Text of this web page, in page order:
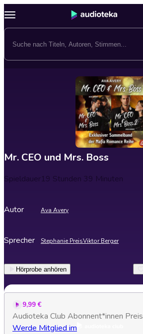
Mr. CEO und Mrs. Boss
Spieldauer19 Stunden 39 Minuten
Autor Ava Avery
Sprecher Stephanie PreisViktor Berger
Hörprobe anhören
9,99 €
Audioteka Club Abonnent*innen Preis
Werde Mitglied im